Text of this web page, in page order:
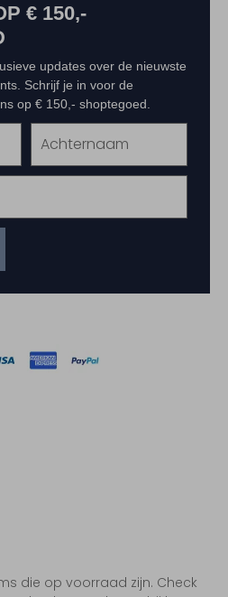
die op voorraad zijn. Check
€ 150,-
updates over de nieuwste
Schrijf je in voor de
op € 150,- shoptegoed.